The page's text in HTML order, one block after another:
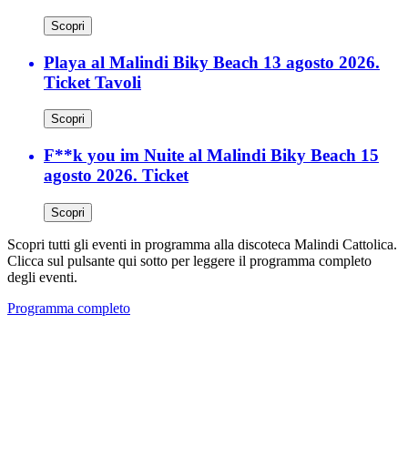
Scopri
Playa al Malindi Biky Beach 13 agosto 2026.
Ticket Tavoli
Scopri
F**k you im Nuite al Malindi Biky Beach 15
agosto 2026. Ticket
Scopri
Scopri tutti gli eventi in programma alla discoteca Malindi Cattolica.
Clicca sul pulsante qui sotto per leggere il programma completo
degli eventi.
Programma completo